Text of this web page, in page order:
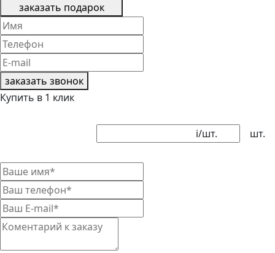
заказать подарок
заказать звонок
Купить в 1 клик
шт.
i/шт.